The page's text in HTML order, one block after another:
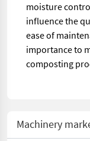
moisture
influence the
ease of
importance to
composting
Machinery